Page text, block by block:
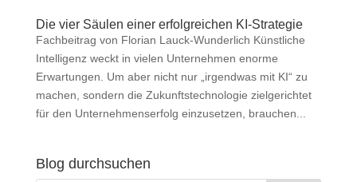
Die vier Säulen einer erfolgreichen KI-Strategie
Fachbeitrag von Florian Lauck-Wunderlich Künstliche
Intelligenz weckt in vielen Unternehmen enorme
Erwartungen. Um aber nicht nur „irgendwas mit KI“ zu
machen, sondern die Zukunftstechnologie zielgerichtet
für den Unternehmenserfolg einzusetzen, brauchen...
Blog durchsuchen